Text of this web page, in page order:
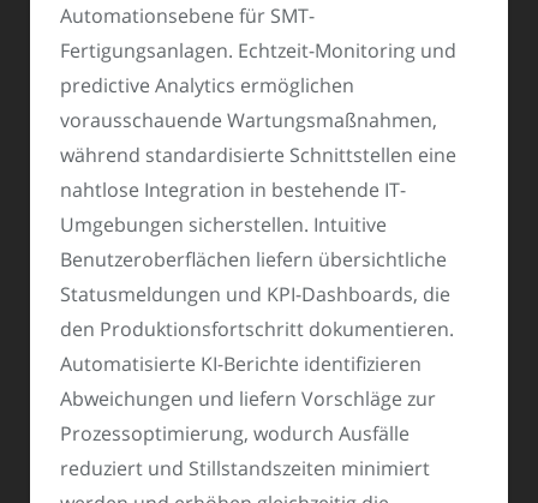
Automationsebene für SMT-
Fertigungsanlagen. Echtzeit-Monitoring und
predictive Analytics ermöglichen
vorausschauende Wartungsmaßnahmen,
während standardisierte Schnittstellen eine
nahtlose Integration in bestehende IT-
Umgebungen sicherstellen. Intuitive
Benutzeroberflächen liefern übersichtliche
Statusmeldungen und KPI-Dashboards, die
den Produktionsfortschritt dokumentieren.
Automatisierte KI-Berichte identifizieren
Abweichungen und liefern Vorschläge zur
Prozessoptimierung, wodurch Ausfälle
reduziert und Stillstandszeiten minimiert